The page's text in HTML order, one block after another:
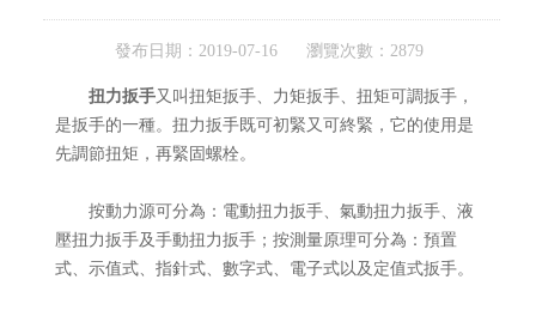
發布日期：2019-07-16 瀏覽次數：2879
扭力扳手又叫扭矩扳手、力矩扳手、扭矩可調扳手，
是扳手的一種。扭力扳手既可初緊又可終緊，它的使用是
先調節扭矩，再緊固螺栓。
按動力源可分為：電動扭力扳手、氣動扭力扳手、液
壓扭力扳手及手動扭力扳手；按測量原理可分為：預置
式、示值式、指針式、數字式、電子式以及定值式扳手。